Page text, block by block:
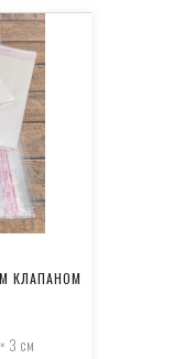
КЛАПАНОМ
3 см